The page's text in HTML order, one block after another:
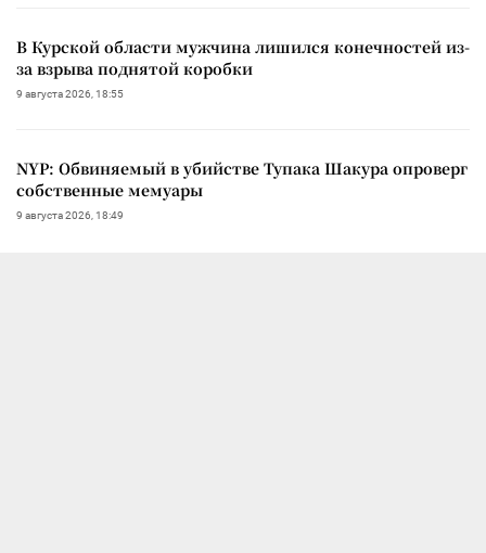
В Курской области мужчина лишился конечностей из-
за взрыва поднятой коробки
9 августа 2026, 18:55
NYP: Обвиняемый в убийстве Тупака Шакура опроверг
собственные мемуары
9 августа 2026, 18:49